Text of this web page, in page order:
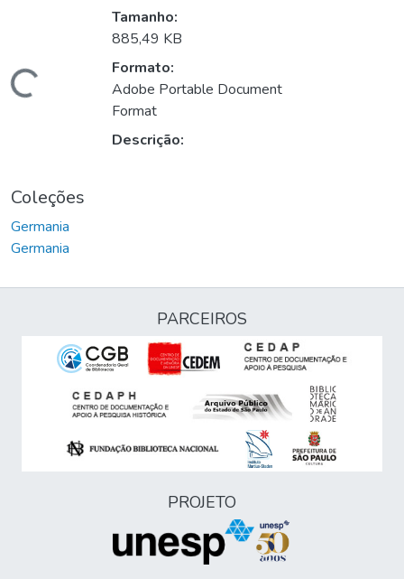
Carregando...
Tamanho:
885,49 KB
Formato:
Adobe Portable Document
Format
Descrição:
Coleções
Germania
Germania
PARCEIROS
PROJETO